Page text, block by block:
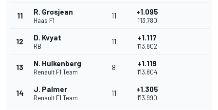
11 R. Grosjean
Haas F1
11 +1.095
1'13.780
12 D. Kvyat
RB
11 +1.117
1'13.802
13 N. Hulkenberg
Renault F1 Team
8 +1.119
1'13.804
14 J. Palmer
Renault F1 Team
11 +1.305
1'13.990